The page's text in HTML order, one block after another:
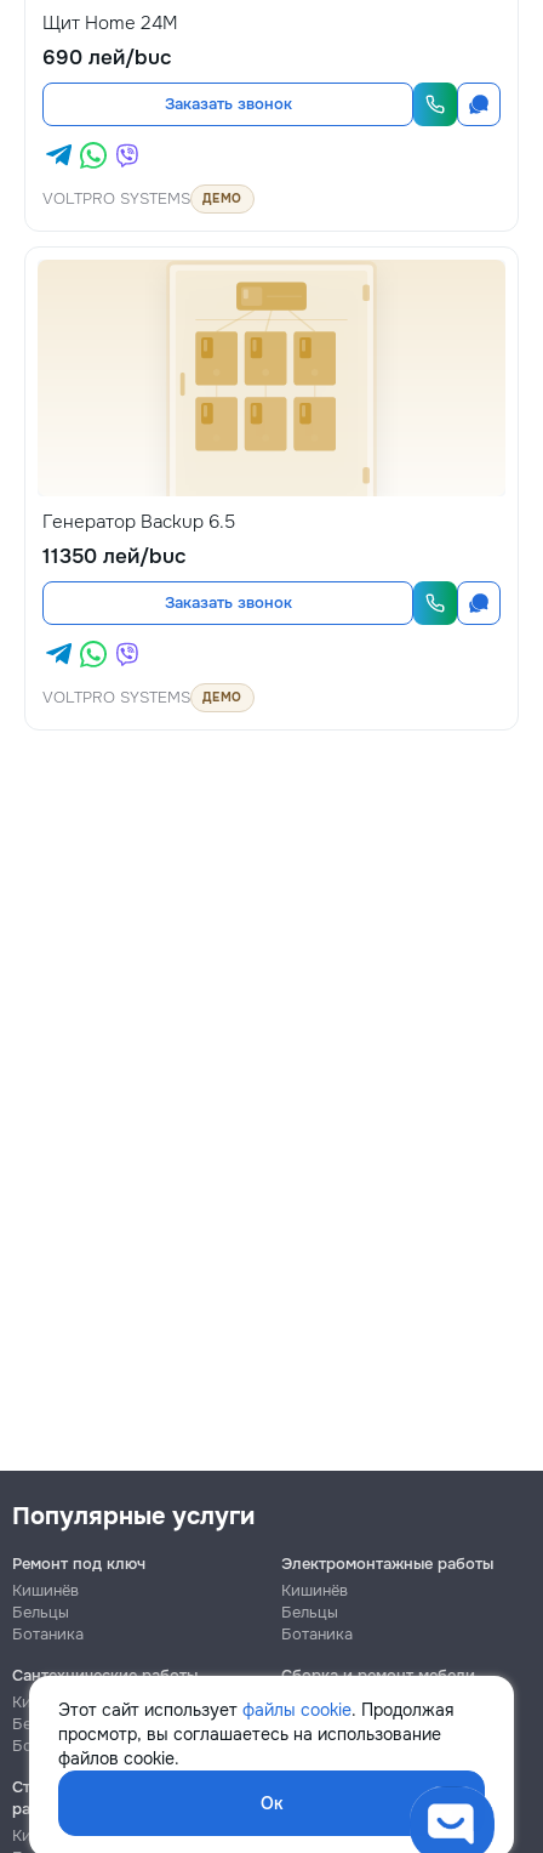
Щит Home 24M
690 лей/buc
Заказать звонок
VOLTPRO SYSTEMS ДЕМО
Генератор Backup 6.5
11350 лей/buc
Заказать звонок
VOLTPRO SYSTEMS ДЕМО
Этот сайт использует файлы cookie. Продолжая
просмотр, вы соглашаетесь на использование
файлов cookie.
Ок
Популярные услуги
Ремонт под ключ
Кишинёв
Бельцы
Ботаника
Электромонтажные работы
Кишинёв
Бельцы
Ботаника
Сантехнические работы
Кишинёв
Бельцы
Ботаника
Сборка и ремонт мебели
Кишинёв
Ботаника
Строительно-монтажные
работы
Кишинёв